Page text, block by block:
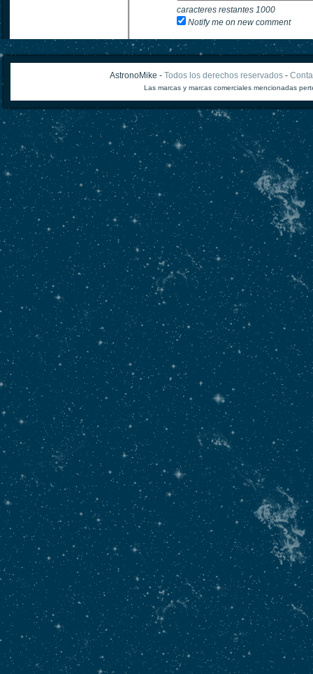
caracteres restantes 1000
Notify me on new comment
AstronoMike - Todos los derechos reservados-
Las marcas y marcas comerciales mencionadas